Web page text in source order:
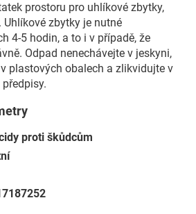
prostoru pro uhlíkové zbytky,
zbytky je nutné
4-5 hodin, a to i v případě, že
Odpad nenechávejte v jeskyni,
plastových obalech a zlikvidujte v
proti škůdcům